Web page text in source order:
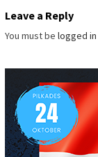
Leave a Reply
You must be logged in